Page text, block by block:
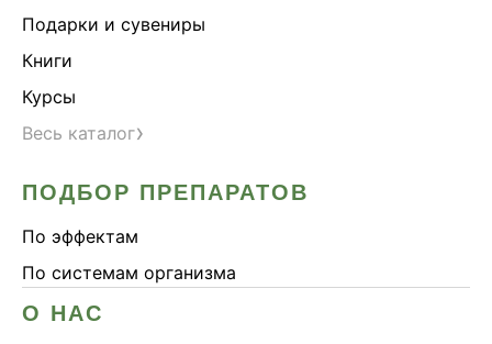
Подарки и сувениры
Книги
Курсы
Весь каталог›
ПОДБОР ПРЕПАРАТОВ
По эффектам
По системам организма
О НАС